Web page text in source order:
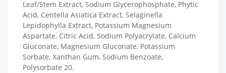
Leaf/Stem Extract, Sodium Glycerophosphate, Phytic
Acid, Centella Asiatica Extract, Selaginella
Lepidophylla Extract, Potassium Magnesium
Aspartate, Citric Acid, Sodium Polyacrylate, Calcium
Gluconate, Magnesium Gluconate, Potassium
Sorbate, Xanthan Gum, Sodium Benzoate,
Polysorbate 20.